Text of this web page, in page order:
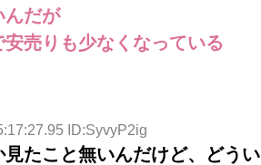
んだが
売りも少なくなっている
ID:SyvyP2ig
たこと無いんだけど、どう